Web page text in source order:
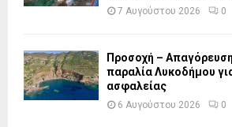
7 Αυγούστου 2026 0
Προσοχή –
παραλία Λυκοδήμου
ασφαλείας
6 Αυγούστου 2026 0